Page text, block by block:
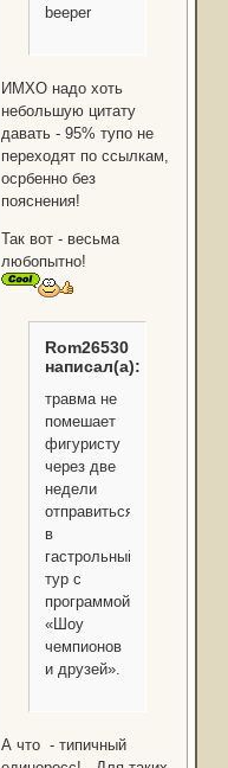
beeper
ИМХО надо хоть
небольшую цитату
давать - 95% тупо не
переходят по ссылкам,
осрбенно без
пояснения!
Так вот - весьма
любопытно!
Rom26530
написал(а):
травма не
помешает
фигуристу
через две
недели
отправиться
в
гастрольный
тур с
программой
«Шоу
чемпионов
и друзей».
А что - типичный